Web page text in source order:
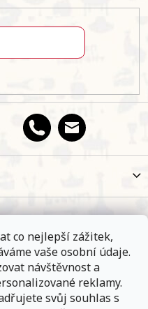
co nejlepší zážitek,
vaše osobní údaje.
návštěvnost a
reklamy.
svůj souhlas s